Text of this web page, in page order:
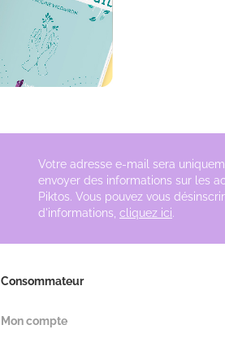
Votre adresse e-mail sera
envoyer des informations sur les
Piktos. Vous pouvez vous
d'informations, cliquez ici.
Consommateur
Mon compte